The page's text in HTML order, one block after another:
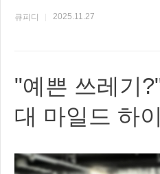
큐피디 2025.11.27
"예쁜 쓰레기
대 마일드 하